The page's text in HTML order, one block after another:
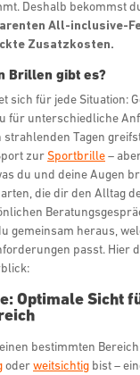
Deshalb bekommst
All-inclusive-
Zusatzkosten.
Brillen gibt es?
sich für jede Situation:
für unterschiedliche
strahlenden Tagen
zurSportbrille–
du und deine Augen
die dir den Alltag
gemeinsam heraus,
passt. Hier
Optimale Sicht
bestimmten
oderweitsichtig bist –